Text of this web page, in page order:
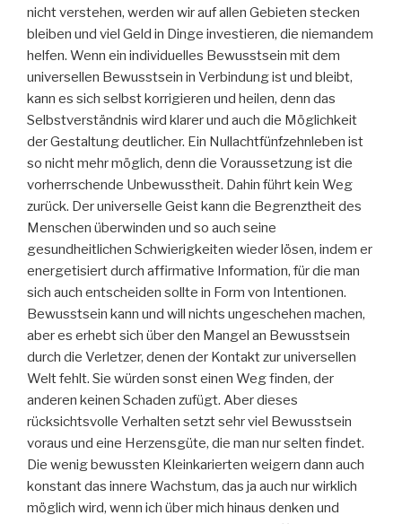
nicht verstehen, werden wir auf allen Gebieten stecken
bleiben und viel Geld in Dinge investieren, die niemandem
helfen. Wenn ein individuelles Bewusstsein mit dem
universellen Bewusstsein in Verbindung ist und bleibt,
kann es sich selbst korrigieren und heilen, denn das
Selbstverständnis wird klarer und auch die Möglichkeit
der Gestaltung deutlicher. Ein Nullachtfünfzehnleben ist
so nicht mehr möglich, denn die Voraussetzung ist die
vorherrschende Unbewusstheit. Dahin führt kein Weg
zurück. Der universelle Geist kann die Begrenztheit des
Menschen überwinden und so auch seine
gesundheitlichen Schwierigkeiten wieder lösen, indem er
energetisiert durch affirmative Information, für die man
sich auch entscheiden sollte in Form von Intentionen.
Bewusstsein kann und will nichts ungeschehen machen,
aber es erhebt sich über den Mangel an Bewusstsein
durch die Verletzer, denen der Kontakt zur universellen
Welt fehlt. Sie würden sonst einen Weg finden, der
anderen keinen Schaden zufügt. Aber dieses
rücksichtsvolle Verhalten setzt sehr viel Bewusstsein
voraus und eine Herzensgüte, die man nur selten findet.
Die wenig bewussten Kleinkarierten weigern dann auch
konstant das innere Wachstum, das ja auch nur wirklich
möglich wird, wenn ich über mich hinaus denken und